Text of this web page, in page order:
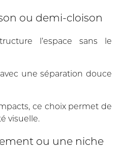
ou demi-cloison
l’espace sans le
une séparation douce
ce choix permet de
visuelle.
ou une niche